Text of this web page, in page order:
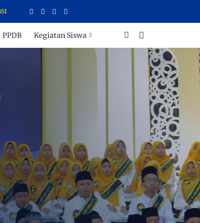
INSANI TEMANGGUNG
PPDB Kegiatan Siswa